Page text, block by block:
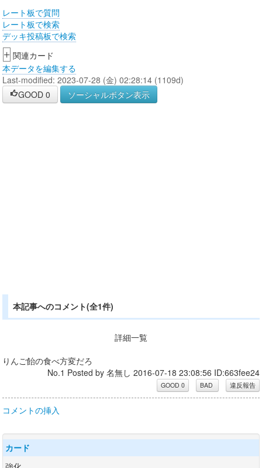
レート板で質問
レート板で検索
デッキ投稿板で検索
+ 関連カード
本データを編集する
Last-modified: 2023-07-28 (金) 02:28:14 (1109d)
GOOD 0 ソーシャルボタン表示
本記事へのコメント(全1件)
詳細一覧
りんご飴の食べ方変だろ
No.1 Posted by 名無し 2016-07-18 23:08:56 ID:663fee24
コメントの挿入
カード